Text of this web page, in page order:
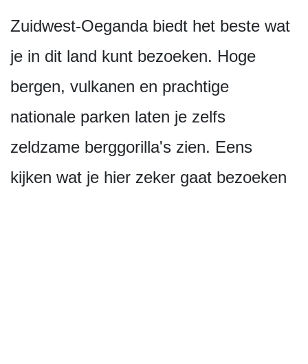
Zuidwest-Oeganda biedt het beste wat
je in dit land kunt bezoeken. Hoge
bergen, vulkanen en prachtige
nationale parken laten je zelfs
zeldzame berggorilla's zien. Eens
kijken wat je hier zeker gaat bezoeken